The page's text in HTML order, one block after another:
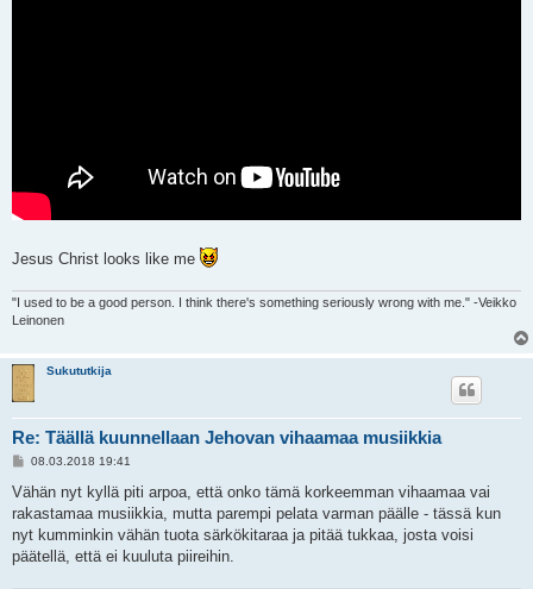
Jesus Christ looks like me
"I used to be a good person. I think there's something seriously wrong with me." -Veikko
Leinonen
Sukututkija
Re: Täällä kuunnellaan Jehovan vihaamaa musiikkia
V
e
t
i
08.03.2018 19:41
Vähän nyt kyllä piti arpoa, että onko tämä korkeemman vihaamaa vai
rakastamaa musiikkia, mutta parempi pelata varman päälle - tässä kun
nyt kumminkin vähän tuota särkökitaraa ja pitää tukkaa, josta voisi
päätellä, että ei kuuluta piireihin.